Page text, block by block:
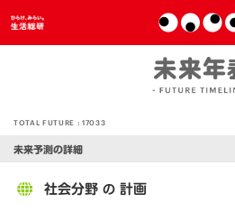
TOTAL FUTURE :17033
未来予測の詳細
社会分野 の 計画